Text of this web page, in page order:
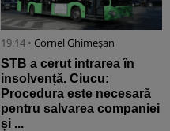
19:14 • Cornel Ghimeșan
STB a cerut intrarea în
insolvență. Ciucu:
Procedura este necesară
pentru salvarea companiei
și ...